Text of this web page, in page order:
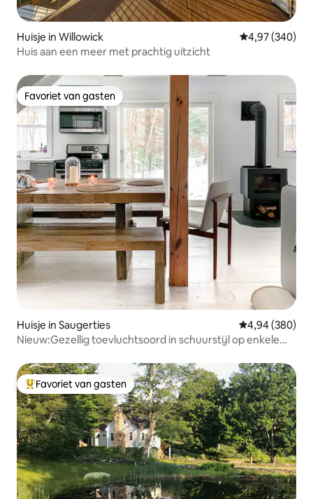
Huisje in Willowick Gemiddelde
4,97 (340)
Huis aan een meer met prachtig uitzicht
Favoriet van gasten
Favoriet van gasten
Huisje in Saugerties Gemiddelde
4,94 (380)
Nieuw:Gezellig toevluchtsoord in schuurstijl op enkele
Topfavoriet van gasten
Favoriet van gasten